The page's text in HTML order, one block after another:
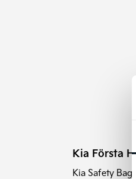
Kia Första
Kia Safety